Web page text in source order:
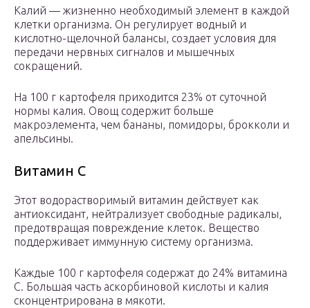
Калий — жизненно необходимый элемент в каждой
клетки организма. Он регулирует водный и
кислотно-щелочной балансы, создает условия для
передачи нервных сигналов и мышечных
сокращений.
На 100 г картофеля приходится 23% от суточной
нормы калия. Овощ содержит больше
макроэлемента, чем бананы, помидоры, брокколи и
апельсины.
Витамин C
Этот водорастворимый витамин действует как
антиоксидант, нейтрализует свободные радикалы,
предотвращая повреждение клеток. Вещество
поддерживает иммунную систему организма.
Каждые 100 г картофеля содержат до 24% витамина
C. Большая часть аскорбиновой кислоты и калия
сконцентрирована в мякоти.